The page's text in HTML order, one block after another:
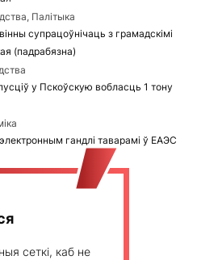
Палітыка
супрацоўнічаць з грамадскімі
(падрабязна)
у Пскоўскую вобласць 1 тону
гандлі таварамі ў ЕАЭС
сеткі, каб не